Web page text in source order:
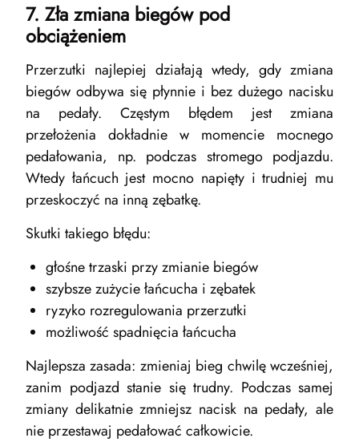
7. Zła zmiana biegów pod
obciążeniem
Przerzutki najlepiej działają wtedy, gdy zmiana
biegów odbywa się płynnie i bez dużego nacisku
na pedały. Częstym błędem jest zmiana
przełożenia dokładnie w momencie mocnego
pedałowania, np. podczas stromego podjazdu.
Wtedy łańcuch jest mocno napięty i trudniej mu
przeskoczyć na inną zębatkę.
Skutki takiego błędu:
głośne trzaski przy zmianie biegów
szybsze zużycie łańcucha i zębatek
ryzyko rozregulowania przerzutki
możliwość spadnięcia łańcucha
Najlepsza zasada: zmieniaj bieg chwilę wcześniej,
zanim podjazd stanie się trudny. Podczas samej
zmiany delikatnie zmniejsz nacisk na pedały, ale
nie przestawaj pedałować całkowicie.